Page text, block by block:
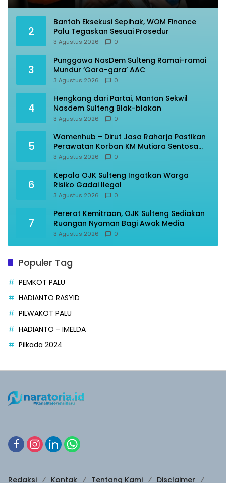
2
Bantah Eksekusi Sepihak, WOM Finance
Palu Tegaskan Sesuai Prosedur
3 Agustus 2026 0
3
Punggawa NasDem Sulteng Ramai-ramai
Mundur ‘Gara-gara’ AAC
3 Agustus 2026 0
4
Hengkang dari Partai, Mantan Sekwil
Nasdem Sulteng Blak-blakan
3 Agustus 2026 0
5
Wamenhub – Dirut Jasa Raharja Pastikan
Perawatan Korban KM Mutiara Sentosa
Optimal
3 Agustus 2026 0
6
Kepala OJK Sulteng Ingatkan Warga
Risiko Gadai Ilegal
3 Agustus 2026 0
7
Pererat Kemitraan, OJK Sulteng Sediakan
Ruangan Nyaman Bagi Awak Media
3 Agustus 2026 0
Populer Tag
PEMKOT PALU
HADIANTO RASYID
PILWAKOT PALU
HADIANTO - IMELDA
Pilkada 2024
Redaksi Kontak Tentang Kami Disclaimer